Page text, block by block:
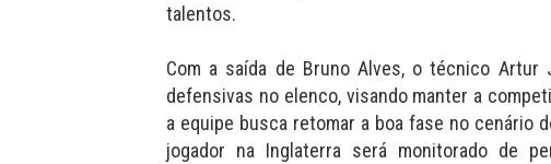
talentos.
Com a saída de Bruno Alves, o técnico Artur
defensivas no elenco, visando manter a
a equipe busca retomar a boa fase no cenário
jogador na Inglaterra será monitorado de